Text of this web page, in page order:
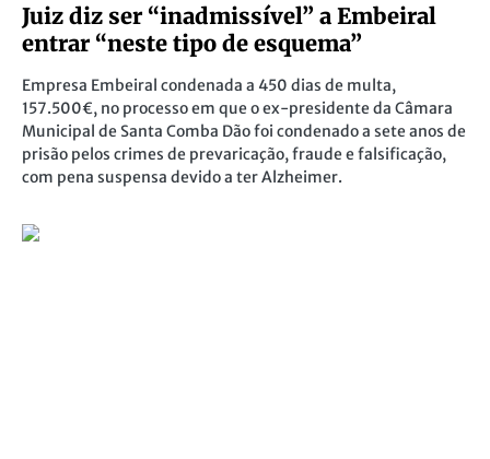
Juiz diz ser “inadmissível” a Embeiral
entrar “neste tipo de esquema”
Empresa Embeiral condenada a 450 dias de multa,
157.500€, no processo em que o ex-presidente da Câmara
Municipal de Santa Comba Dão foi condenado a sete anos de
prisão pelos crimes de prevaricação, fraude e falsificação,
com pena suspensa devido a ter Alzheimer.